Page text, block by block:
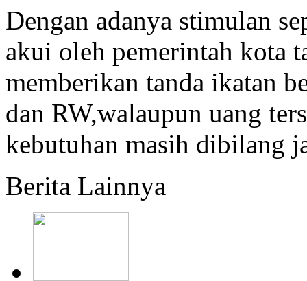
Dengan adanya stimulan
akui oleh pemerintah kota
memberikan tanda ikatan
dan RW,walaupun uang
kebutuhan masih dibilang
Berita Lainnya